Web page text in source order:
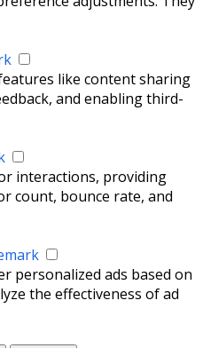
like content sharing
and enabling third-
interactions, providing
count, bounce rate, and
personalized ads based on
the effectiveness of ad